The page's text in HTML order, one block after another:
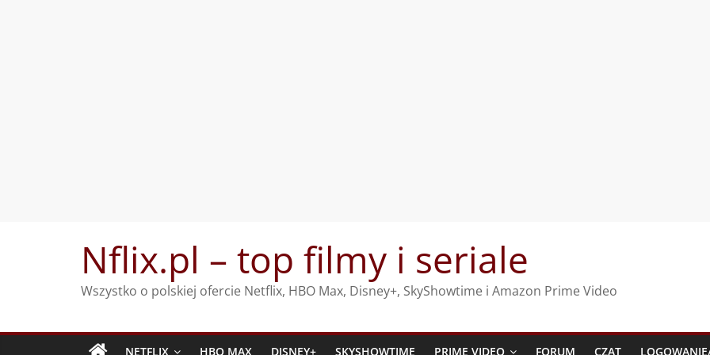
Nflix.pl – top filmy i seriale
Wszystko o polskiej ofercie Netflix, HBO Max, Disney+, SkyShowtime i Amazon Prime Video
NETFLIX HBO MAX DISNEY+ SKYSHOWTIME PRIME VIDEO FORUM CZAT